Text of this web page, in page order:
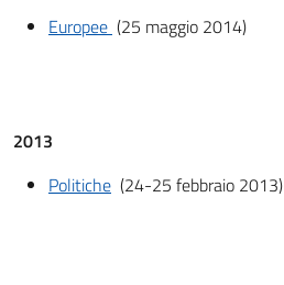
Europee (25 maggio 2014)
2013
Politiche (24-25 febbraio 2013)